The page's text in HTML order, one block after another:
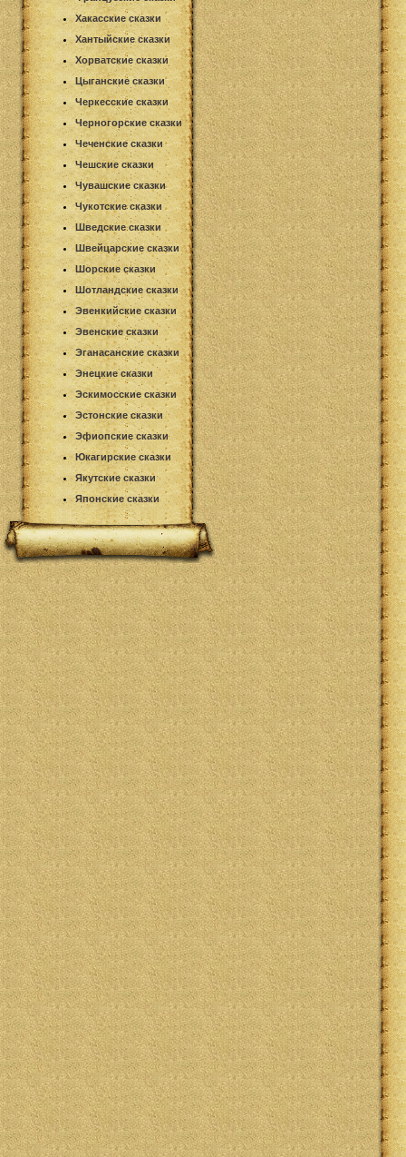
Хакасские сказки
Хантыйские сказки
Хорватские сказки
Цыганские сказки
Черкесские сказки
Черногорские сказки
Чеченские сказки
Чешские сказки
Чувашские сказки
Чукотские сказки
Шведские сказки
Швейцарские сказки
Шорские сказки
Шотландские сказки
Эвенкийские сказки
Эвенские сказки
Эганасанские сказки
Энецкие сказки
Эскимосские сказки
Эстонские сказки
Эфиопские сказки
Юкагирские сказки
Якутские сказки
Японские сказки